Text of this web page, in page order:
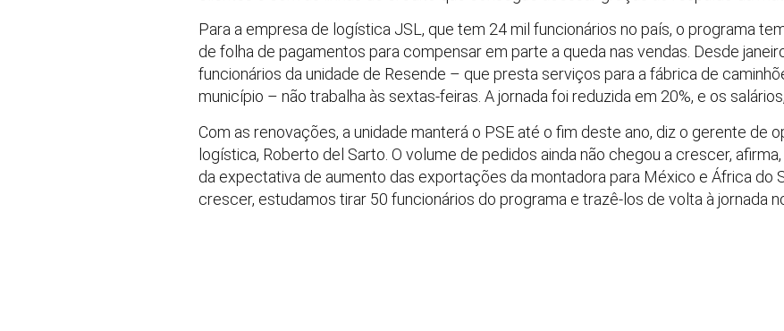
Para a empresa de logística JSL, que tem 24 mil funcionários no país, o programa
de folha de pagamentos para compensar em parte a queda nas vendas. Desde
funcionários da unidade de Resende – que presta serviços para a fábrica de
município – não trabalha às sextas-feiras. A jornada foi reduzida em 20%, e os
Com as renovações, a unidade manterá o PSE até o fim deste ano, diz o gerente de
logística, Roberto del Sarto. O volume de pedidos ainda não chegou a crescer,
da expectativa de aumento das exportações da montadora para México e África do
crescer, estudamos tirar 50 funcionários do programa e trazê-los de volta à jornada